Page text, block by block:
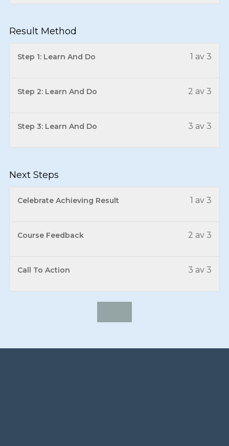
Result Method
1 av 3
Step 1: Learn And Do
2 av 3
Step 2: Learn And Do
3 av 3
Step 3: Learn And Do
Next Steps
1 av 3
Celebrate Achieving Result
2 av 3
Course Feedback
3 av 3
Call To Action